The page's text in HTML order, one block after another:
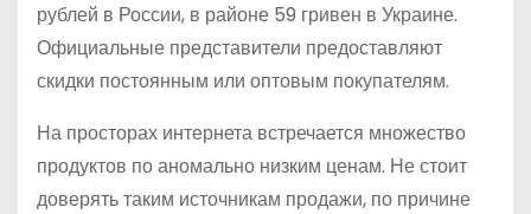
рублей в России, в районе 59 гривен в Украине.
Официальные представители предоставляют
скидки постоянным или оптовым покупателям.
На просторах интернета встречается множество
продуктов по аномально низким ценам. Не стоит
доверять таким источникам продажи, по причине